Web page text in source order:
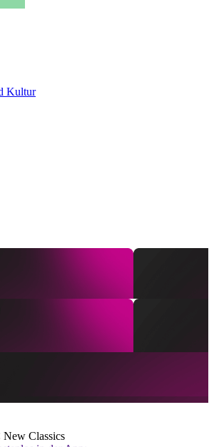
Kultur
Classics